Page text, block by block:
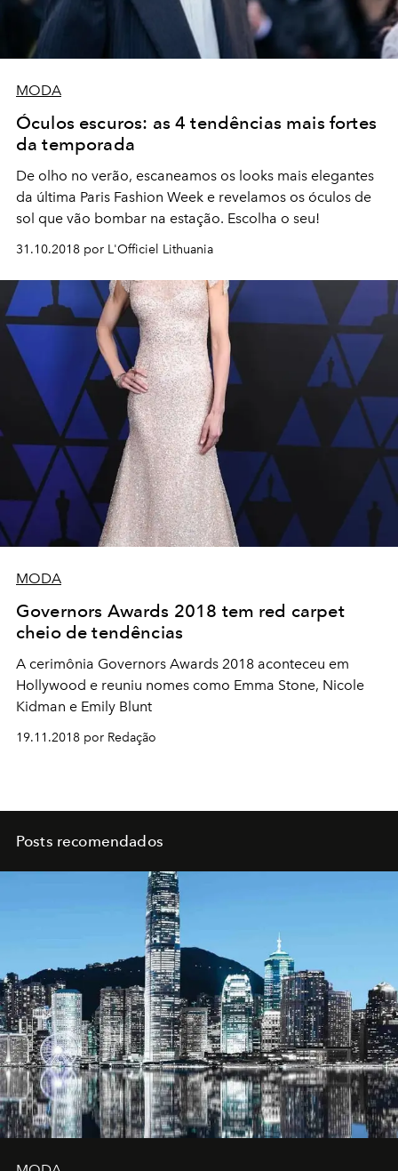
MODA
Óculos escuros: as 4 tendências mais fortes
da temporada
De olho no verão, escaneamos os looks mais elegantes
da última Paris Fashion Week e revelamos os óculos de
sol que vão bombar na estação. Escolha o seu!
31.10.2018 por L'Officiel Lithuania
MODA
Governors Awards 2018 tem red carpet
cheio de tendências
A cerimônia Governors Awards 2018 aconteceu em
Hollywood e reuniu nomes como Emma Stone, Nicole
Kidman e Emily Blunt
19.11.2018 por Redação
Posts recomendados